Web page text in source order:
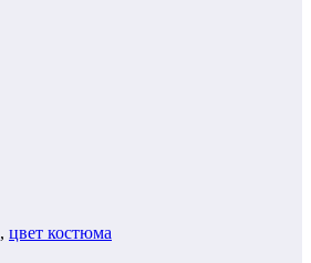
, цвет костюма